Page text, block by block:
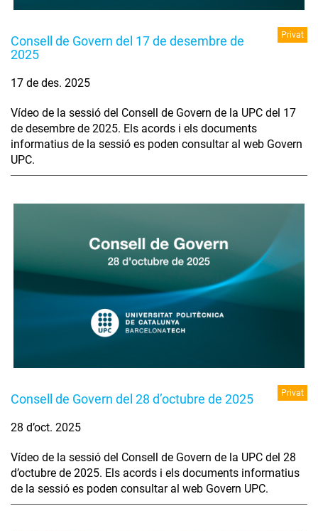
Consell de Govern del 17 de desembre de
2025
Privat
17 de des. 2025
Vídeo de la sessió del Consell de Govern de la UPC del 17
de desembre de 2025. Els acords i els documents
informatius de la sessió es poden consultar al web Govern
UPC.
Consell de Govern del 28 d’octubre de 2025 Privat
28 d’oct. 2025
Vídeo de la sessió del Consell de Govern de la UPC del 28
d’octubre de 2025. Els acords i els documents informatius
de la sessió es poden consultar al web Govern UPC.